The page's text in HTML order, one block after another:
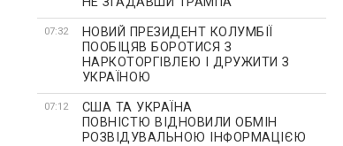
07:32
НОВИЙ ПРЕЗИДЕНТ КОЛУМБІЇ
ПООБІЦЯВ БОРОТИСЯ З
НАРКОТОРГІВЛЕЮ І ДРУЖИТИ З
УКРАЇНОЮ
07:12
США ТА УКРАЇНА
ПОВНІСТЮ ВІДНОВИЛИ ОБМІН
РОЗВІДУВАЛЬНОЮ ІНФОРМАЦІЄЮ